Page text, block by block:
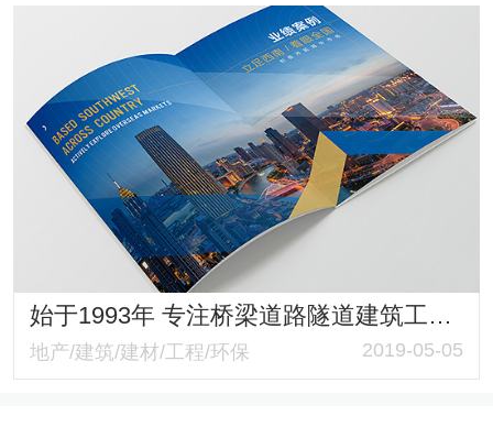
始于1993年 专注桥梁道路隧道建筑工程监理 四川国际工程监理画册策划设计
地产/建筑/建材/工程/环保 2019-05-05